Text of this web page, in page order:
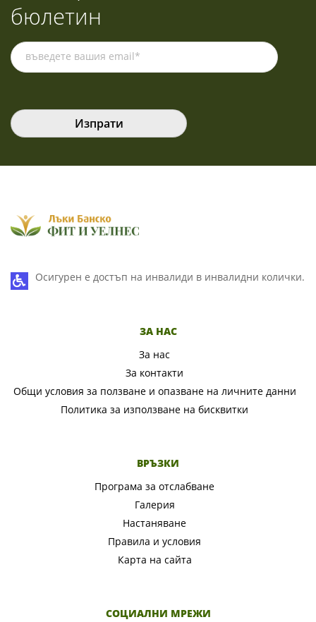
бюлетин
Осигурен е достъп на инвалиди в инвалидни колички.
ЗА НАС
За нас
За контакти
Общи условия за ползване и опазване на личните данни
Политика за използване на бисквитки
ВРЪЗКИ
Програма за отслабване
Галерия
Настаняване
Правила и условия
Карта на сайта
СОЦИАЛНИ МРЕЖИ